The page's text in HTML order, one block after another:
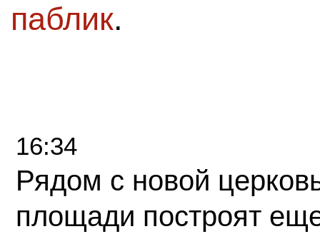
паблик.
16:34
Рядом с новой
площади построят